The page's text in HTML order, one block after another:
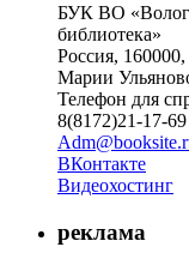
БУК ВО
библиотека»
Россия,
Марии
Телефон для
8(8172)21-17-69
ВКонтакте
Видеохостинг
реклама